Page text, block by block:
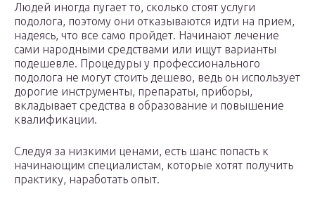
Людей иногда пугает то, сколько стоят услуги
подолога, поэтому они отказываются идти на прием,
надеясь, что все само пройдет. Начинают лечение
сами народными средствами или ищут варианты
подешевле. Процедуры у профессионального
подолога не могут стоить дешево, ведь он использует
дорогие инструменты, препараты, приборы,
вкладывает средства в образование и повышение
квалификации.
Следуя за низкими ценами, есть шанс попасть к
начинающим специалистам, которые хотят получить
практику, наработать опыт.